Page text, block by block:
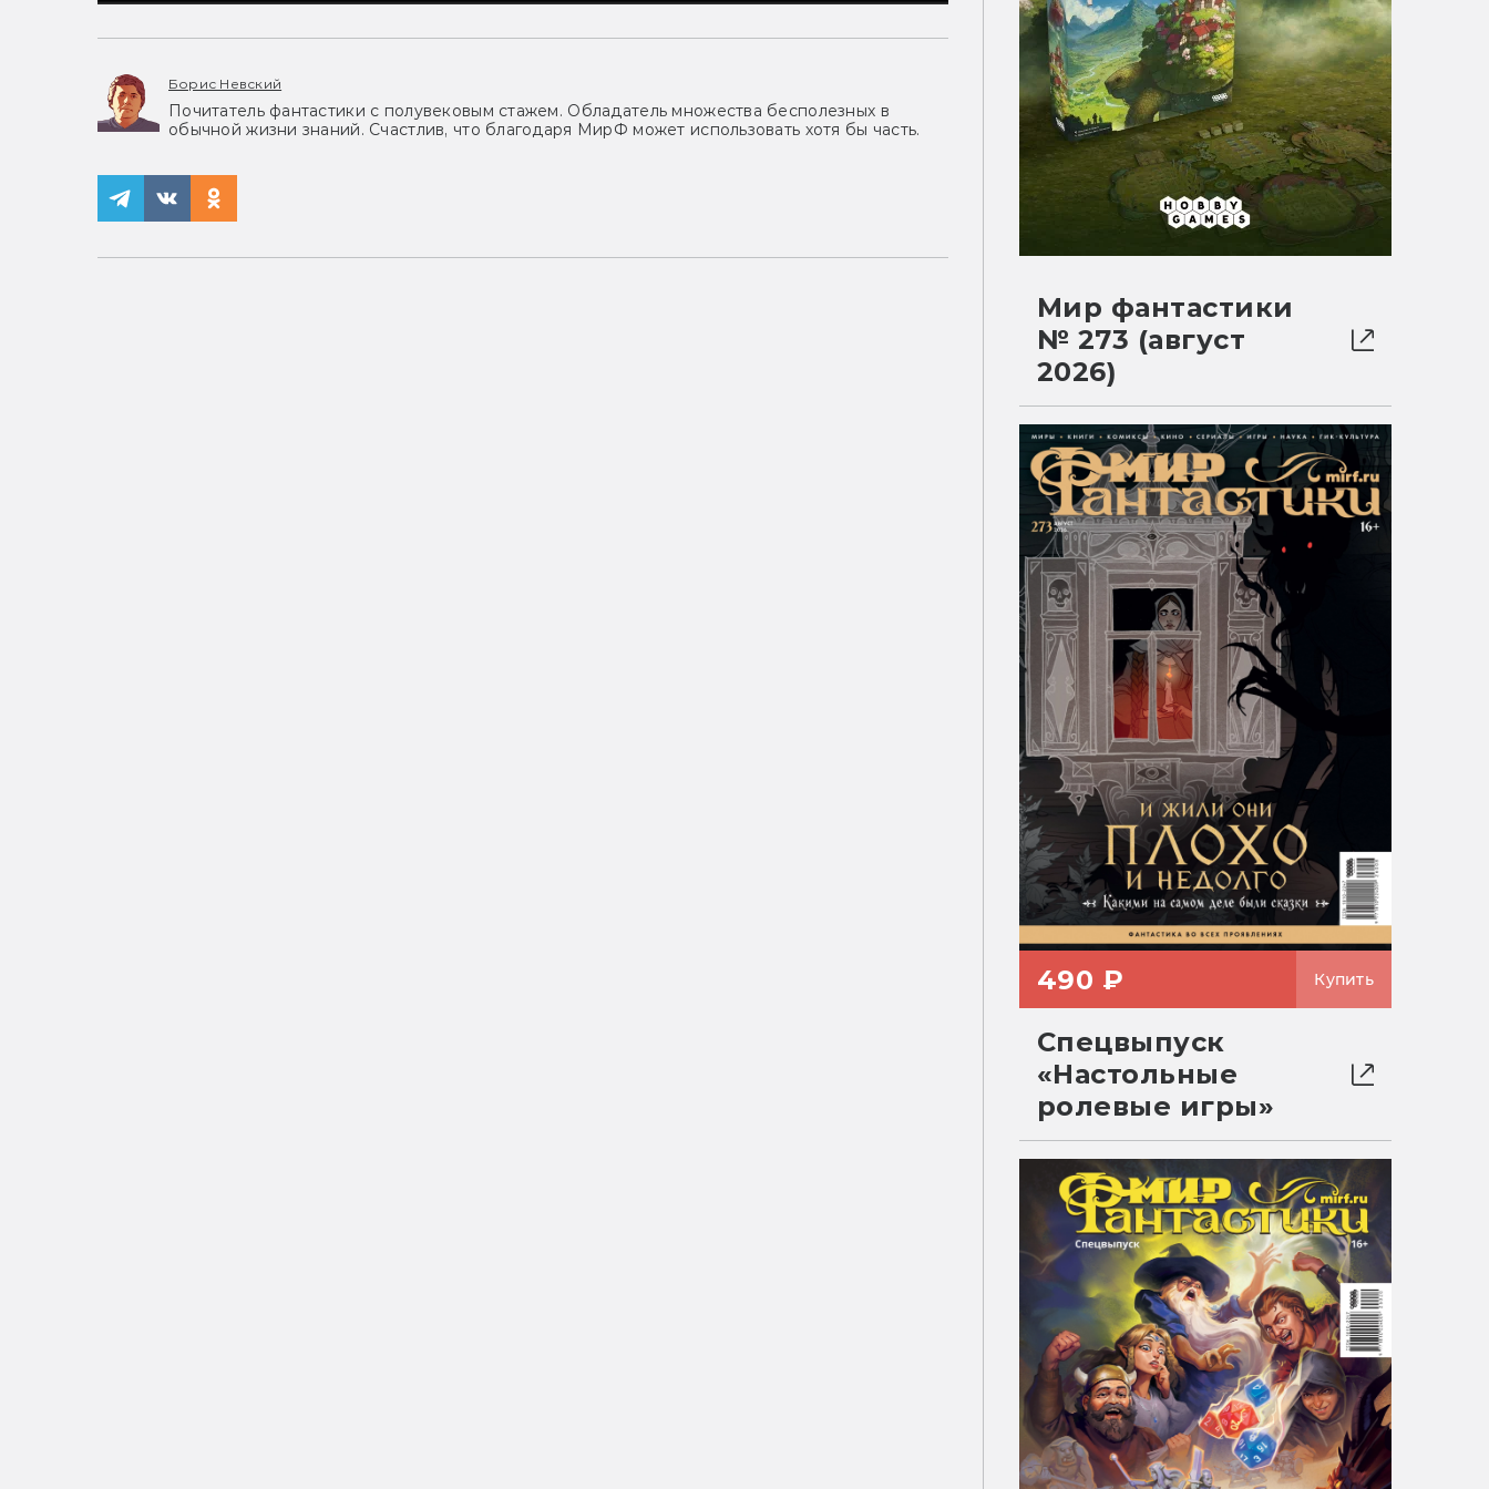
Борис Невский
Почитатель фантастики с полувековым стажем. Обладатель множества бесполезных в
обычной жизни знаний. Счастлив, что благодаря МирФ может использовать хотя бы часть.
Мир фантастики
№ 273 (август
2026)
490 ₽ Купить
Спецвыпуск
«Настольные
ролевые игры»